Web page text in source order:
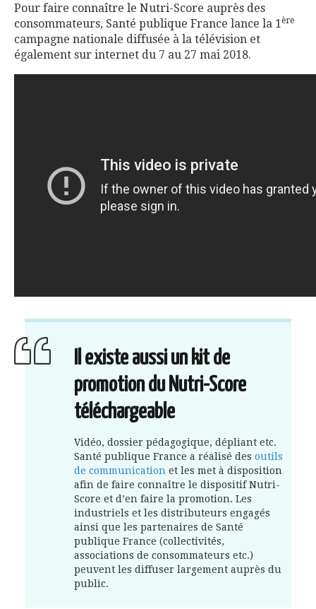
Pour faire connaître le Nutri-Score auprès des
consommateurs, Santé publique France lance la 1 ère
campagne nationale diffusée à la télévision et
également sur internet du 7 au 27 mai 2018.
Il existe aussi un kit de
promotion du Nutri-Score
téléchargeable
Vidéo, dossier pédagogique, dépliant etc.
Santé publique France a réalisé des outils
de communication et les met à disposition
afin de faire connaître le dispositif Nutri-
Score et d’en faire la promotion. Les
industriels et les distributeurs engagés
ainsi que les partenaires de Santé
publique France (collectivités,
associations de consommateurs etc.)
peuvent les diffuser largement auprès du
public.